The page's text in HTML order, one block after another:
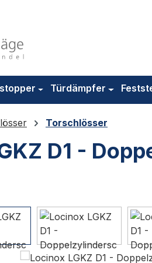
Türdämpfer
Torschlösser
D1 -